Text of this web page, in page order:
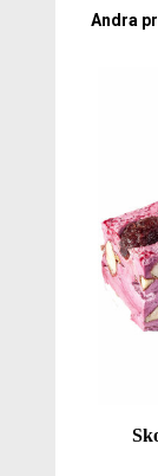
Andra